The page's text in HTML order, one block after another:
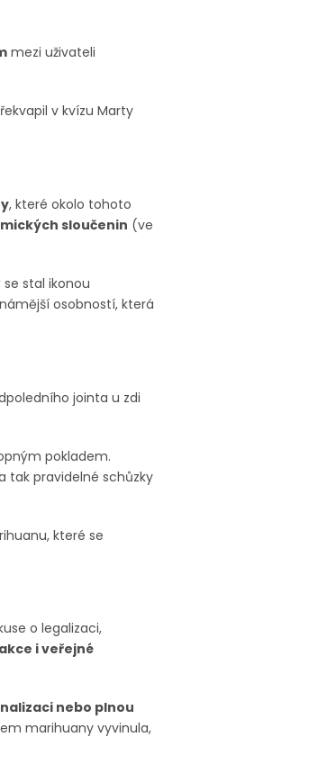
mezi uživateli
v kvízu Marty
, které okolo tohoto
sloučenin (ve
se stal ikonou
osobností, která
jointa u zdi
pokladem.
tak pravidelné schůzky
které se
o legalizaci,
i veřejné
nebo plnou
marihuany vyvinula,